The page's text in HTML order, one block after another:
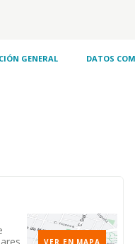
mercancias.
GENERAL DATOS
VER EN MAPA